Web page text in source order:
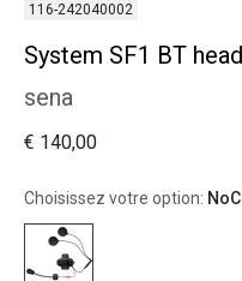
116-242040002
System SF1 BT
sena
€ 140,00
Choisissez votre option: